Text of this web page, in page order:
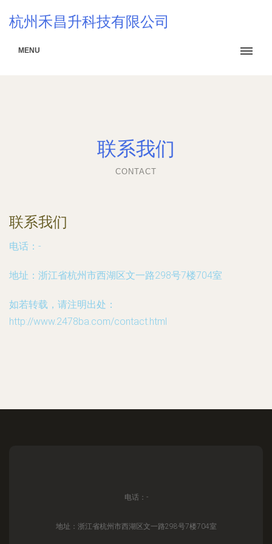
杭州禾昌升科技有限公司
MENU
联系我们
CONTACT
联系我们
电话：-
地址：浙江省杭州市西湖区文一路298号7楼704室
如若转载，请注明出处：
http://www.2478ba.com/contact.html
电话：-
地址：浙江省杭州市西湖区文一路298号7楼704室